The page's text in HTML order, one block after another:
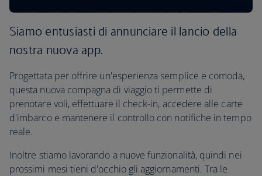
Siamo entusiasti di annunciare il lancio della
nostra nuova app.
Progettata per offrire un'esperienza semplice e comoda,
questa nuova compagna di viaggio ti permette di
prenotare voli, effettuare il check-in, accedere alle carte
d'imbarco e mantenere il controllo con notifiche in tempo
reale.
Inoltre stiamo lavorando a nuove funzionalità, quindi nei
prossimi mesi tieni d'occhio gli aggiornamenti. Tra le